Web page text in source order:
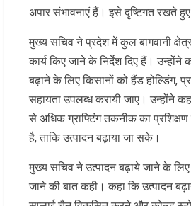
अपार संभावनाएं हैं। इसे दृष्टिगत रखते
मुख्य सचिव ने प्रदेश में कुल बागवानी
कार्य किए जाने के निर्देश दिए हैं। उन्होंने
बढ़ाने के लिए किसानों को हैंड होल्डिंग,
सहायता उपलब्ध करायी जाए। उन्होंने
से अधिक ग्राफ्टिंग तकनीक का
है, ताकि उत्पादन बढ़ाया जा सके।
मुख्य सचिव ने उत्पादन बढ़ाये जाने के
जाने की बात कही। कहा कि उत्पादन